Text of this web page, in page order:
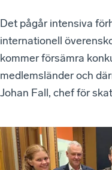
Det pågår intensiva
internationell
kommer försämra
medlemsländer och
Johan Fall, chef för